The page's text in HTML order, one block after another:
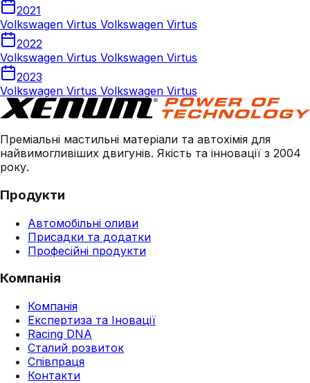
2021
Volkswagen Virtus Volkswagen Virtus
2022
Volkswagen Virtus Volkswagen Virtus
2023
Volkswagen Virtus Volkswagen Virtus
Преміальні мастильні матеріали та автохімія для
найвимогливіших двигунів. Якість та інновації з 2004
року.
Продукти
Автомобільні оливи
Присадки та додатки
Професійні продукти
Компанія
Компанія
Експертиза та Іновації
Racing DNA
Сталий розвиток
Співпраця
Контакти